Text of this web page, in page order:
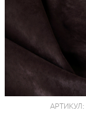
АРТИКУЛ: